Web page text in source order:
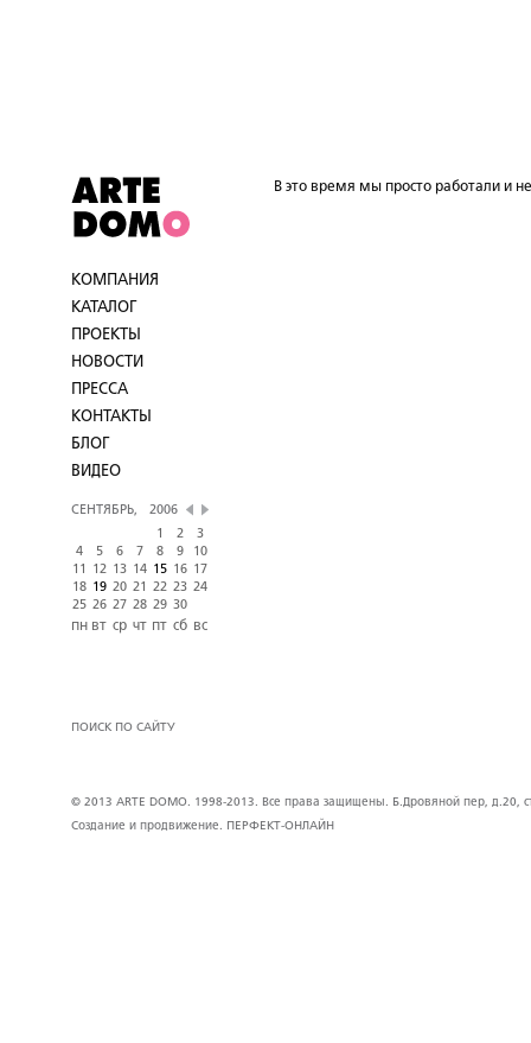
КОМПАНИЯ
КАТАЛОГ
ПРОЕКТЫ
НОВОСТИ
ПРЕССА
КОНТАКТЫ
БЛОГ
ВИДЕО
СЕНТЯБРЬ,
2006
1
2
3
4
5 6 7 8 9
10
11
12 13 14 15 16
17
18 19 20 21 22 23 24
25 26 27 28 29 30
пн вт ср чт пт сб вс
ПОИСК ПО САЙТУ
В это время мы просто работали и
© 2013 ARTE DOMO. 1998-2013. Все права защищены. Б.Дровяной пер, д.20,
Создание и продвижение.
ПЕРФЕКТ-ОНЛАЙН